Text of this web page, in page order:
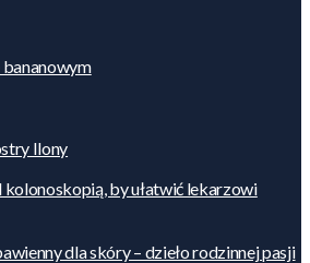
bananowym
Ilony
kolonoskopią, by ułatwić lekarzowi
dla skóry – dzieło rodzinnej pasji